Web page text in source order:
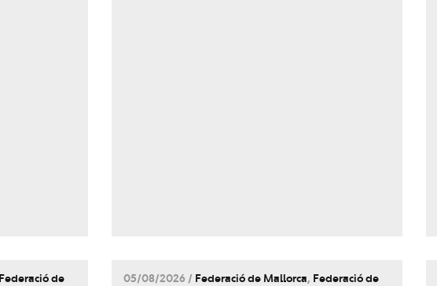
Federació de
05/08/2026 / Federació de Mallorca, Federació de